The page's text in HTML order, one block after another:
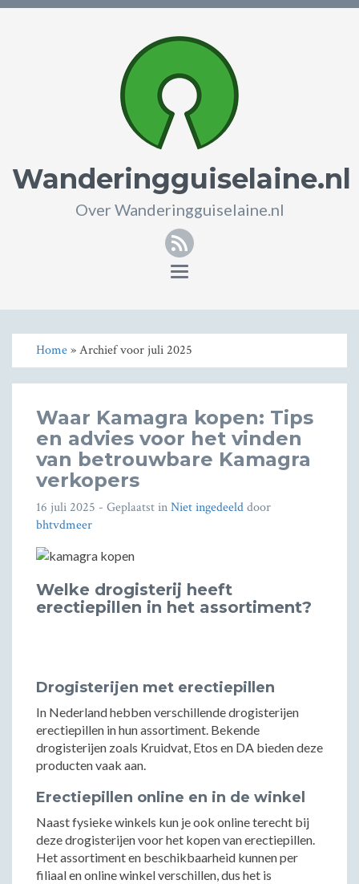
Wanderingguiselaine.nl
Over Wanderingguiselaine.nl
RSS
Toggle
Home» Archief voor juli 2025
Waar Kamagra kopen: Tips
en advies voor het vinden
van betrouwbare Kamagra
verkopers
16 juli 2025 - Geplaatst inNiet ingedeelddoor
bhtvdmeer
Welke drogisterij heeft
erectiepillen in het assortiment?
Drogisterijen met erectiepillen
In Nederland hebben verschillende drogisterijen
erectiepillen in hun assortiment. Bekende
drogisterijen zoals Kruidvat, Etos en DA bieden deze
producten vaak aan.
Erectiepillen online en in de winkel
Naast fysieke winkels kun je ook online terecht bij
deze drogisterijen voor het kopen van erectiepillen.
Het assortiment en beschikbaarheid kunnen per
filiaal en online winkel verschillen, dus het is